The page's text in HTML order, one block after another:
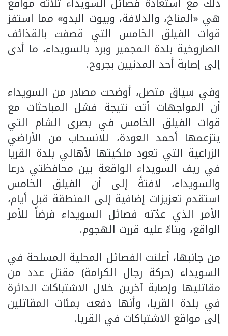
هي «المناخ، والدلافة، وبيوت البدو» مما استفز
قوات الفيلق الخامس التي قصفت بالقذائف
الصاروخية بلدة المجمير وبرد بالسويداء، ما أدى
إلى إصابة أحد المدنيين بجروح.
وفي سياق متصل، أوضحت مصادر من السويداء
أن المواجهات أتت نتيجة فشل المباحثات مع
قوات الفيلق الخامس في بصرى الشام التي
يتزعمها أحمد العودة، للانسحاب من الأراضي
الزراعية التي تعود ملكيتها لأهالي بلدة القريا
في ريف السويداء الواقعة بين محافظتي درعا
والسويداء، لافتةً إلى أن الفيلق الخامس
استقدم تعزيزات إضافية إلى المنطقة قبل أيام،
الأمر الذي عدّته فصائل السويداء فرضاً للأمر
الواقع، وبناءً عليه قررت الهجوم.
من جانبها، أعلنت الفصائل المحلية المسلحة في
السويداء (حركة رجال الكرامة) مقتل عدد من
مقاتليها وإصابة آخرين خلال الاشتباكات الدائرة
في بلدة القريا، وأنها دفعت بمئات المقاتلين
إلى مواقع الاشتباكات في القريا.